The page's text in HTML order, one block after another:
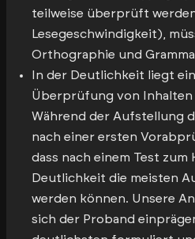
teilweise überprüft
Lesegeschwindigkeit),
Orthographie und
In der Deutlichkeit liegt
Überprüfung von
Während der Aufstellung
nach einer ersten
dass nach einem Test
Deutlichkeit die meisten
werden können. Unsere
sich der Proband